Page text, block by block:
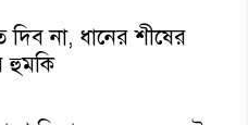
দিব না, ধানের শীষের
হুমকি